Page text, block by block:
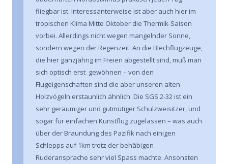
fliegbar ist. Interessanterweise ist aber auch hier im
tropischen Klima Mitte Oktober die Thermik-Saison
vorbei. Allerdings nicht wegen mangelnder Sonne,
sondern wegen der Regenzeit. An die Blechflugzeuge,
die hier ganzjährig im Freien abgestellt sind, muß man
sich optisch erst gewöhnen – von den
Flugeigenschaften sind die aber unseren alten
Holzvögeln erstaunlich ähnlich. Die SGS 2-32 ist ein
sehr geräumiger und gutmütiger Schulzweisitzer, und
sogar für einfachen Kunstflug zugelassen – was auch
über der Braundung des Pazifik nach einigen
Schlepps auf 1km trotz der behäbigen
Ruderansprache sehr viel Spass machte. Ansonsten